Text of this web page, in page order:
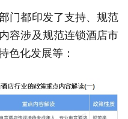
门都印发了支持、规范
容涉及规范连锁酒店市
色化发展等：